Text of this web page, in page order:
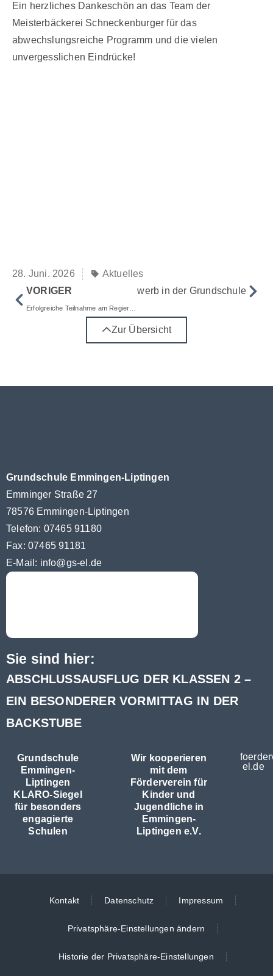
Ein herzliches Dankeschön an das Team der
Meisterbäckerei Schneckenburger für das
abwechslungsreiche Programm und die vielen
unvergesslichen Eindrücke!
28. Juni. 2026
Aktuelles
VORIGER
Nächster Vorlesewettbewerb in der Grundschule
Zur Übersicht
Grundschule Emmingen-Liptingen
Emminger Straße 27
78576 Emmingen-Liptingen
Telefon: 07465 91180
Fax: 07465 91181
E-Mail: info@gs-el.de
Sie sind hier:
ABSCHLUSSAUSFLUG DER KLASSEN 2 –
EIN BESONDERER VORMITTAG IN DER
BACKSTUBE
Grundschule
Emmingen-
Liptingen
KLARO-Siegel
für besonders
engagierte
Schulen
Wir kooperieren
mit dem
Förderverein für
Kinder und
Jugendliche in
Emmingen-
Liptingen e.V.
el.de
Kontakt Datenschutz Impressum
Privatsphäre-Einstellungen ändern
Historie der Privatsphäre-Einstellungen